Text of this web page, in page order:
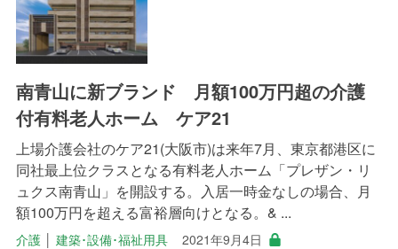
南青山に新ブランド 月額100万円超の介護
付有料老人ホーム ケア21
上場介護会社のケア21(大阪市)は来年7月、東京都港区に
同社最上位クラスとなる有料老人ホーム「プレザン・リ
ュクス南青山」を開設する。入居一時金なしの場合、月
額100万円を超える富裕層向けとなる。& ...
介護│ 建築･設備･福祉用具 2021年9月4日